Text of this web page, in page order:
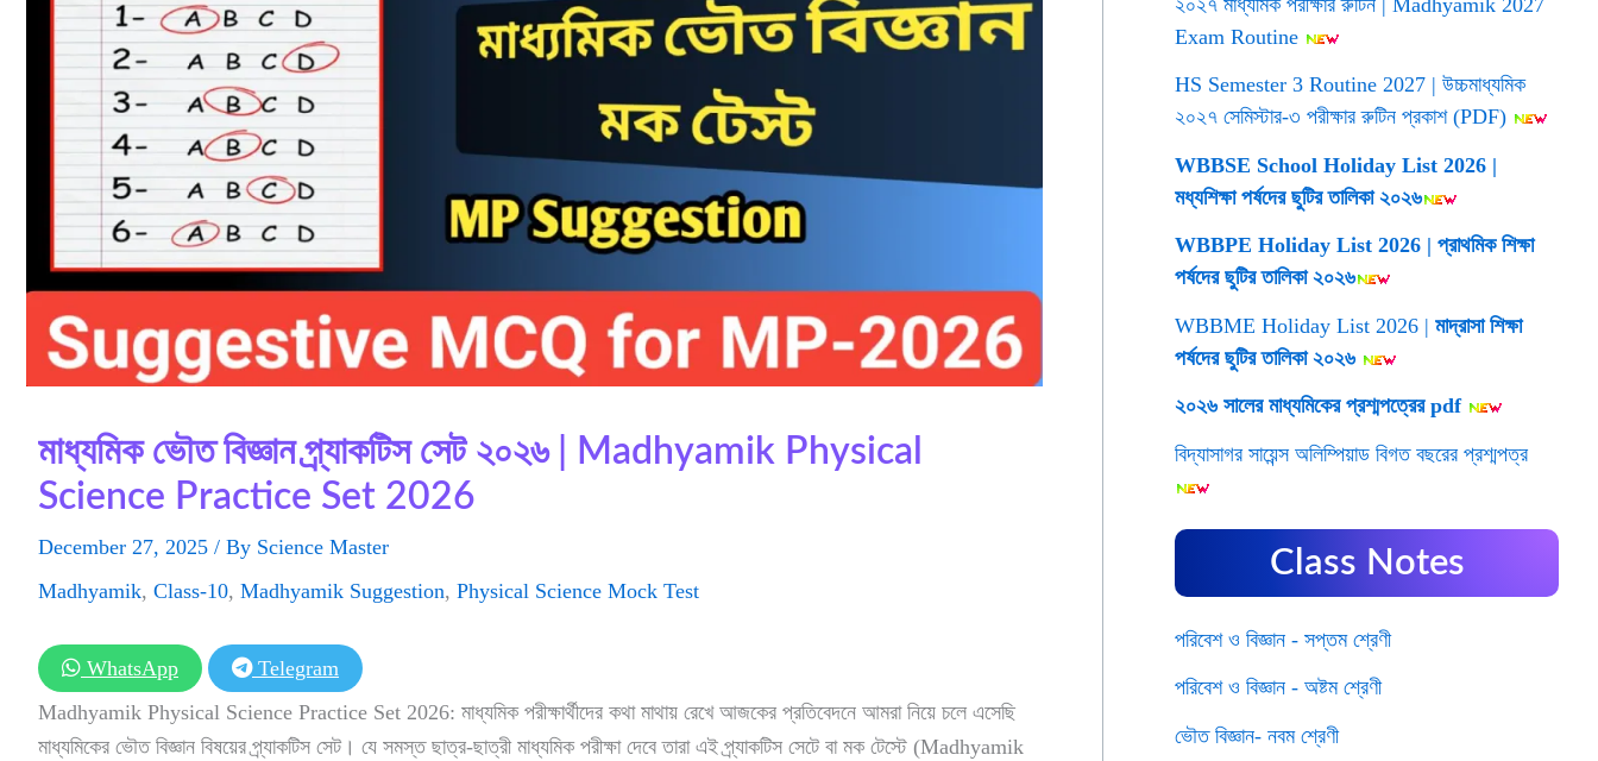
মাধ্যমিক ভৌত বিজ্ঞান প্র্যাকটিস সেট ২০২৬ | Madhyamik Physical
Science Practice Set 2026
December 27, 2025 / By Science Master
Madhyamik, Class-10, Madhyamik Suggestion, Physical Science Mock Test
WhatsApp
Telegram
Madhyamik Physical Science Practice Set 2026: মাধ্যমিক পরীক্ষার্থীদের কথা মাথায় রেখে আজকের প্রতিবেদনে আমরা নিয়ে চলে এসেছি
মাধ্যমিকের ভৌত বিজ্ঞান বিষয়ের প্র্যাকটিস সেট। যে সমস্ত ছাত্র-ছাত্রী মাধ্যমিক পরীক্ষা দেবে তারা এই প্র্যাকটিস সেটে বা মক টেস্টে (Madhyamik
Exam Routine
HS Semester 3 Routine 2027 | উচ্চমাধ্যমিক
২০২৭ সেমিস্টার-৩ পরীক্ষার রুটিন প্রকাশ (PDF)
WBBSE School Holiday List 2026 |
মধ্যশিক্ষা পর্ষদের ছুটির তালিকা ২০২৬
WBBPE Holiday List 2026 | প্রাথমিক শিক্ষা
পর্ষদের ছুটির তালিকা ২০২৬
WBBME Holiday List 2026 | মাদ্রাসা শিক্ষা
পর্ষদের ছুটির তালিকা ২০২৬
২০২৬ সালের মাধ্যমিকের প্রশ্মপত্রের pdf
বিদ্যাসাগর সায়েন্স অলিম্পিয়াড বিগত বছরের প্রশ্মপত্র
Class Notes
পরিবেশ ও বিজ্ঞান - সপ্তম শ্রেণী
পরিবেশ ও বিজ্ঞান - অষ্টম শ্রেণী
ভৌত বিজ্ঞান- নবম শ্রেণী